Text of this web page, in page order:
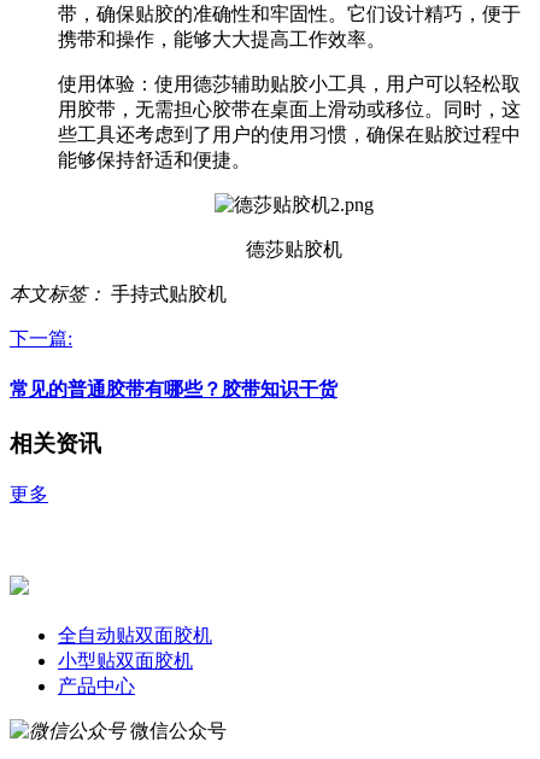
带，确保贴胶的准确性和牢固性。它们设计精巧，便于
携带和操作，能够大大提高工作效率。
使用体验 ‌：使用德莎辅助贴胶小工具，用户可以轻松取
用胶带，无需担心胶带在桌面上滑动或移位。同时，这
些工具还考虑到了用户的使用习惯，确保在贴胶过程中
能够保持舒适和便捷。
德莎贴胶机
本文标签： 手持式贴胶机
下一篇:
常见的普通胶带有哪些？胶带知识干货
相关资讯
更多
全自动贴双面胶机
小型贴双面胶机
产品中心
微信公众号